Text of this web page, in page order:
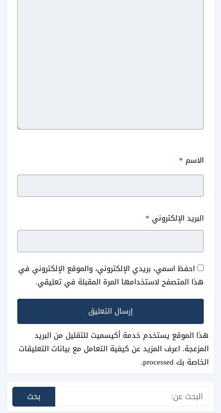
الاسم *
البريد الإلكتروني *
احفظ اسمي، بريدي الإلكتروني، والموقع الإلكتروني في
هذا المتصفح لاستخدامها المرة المقبلة في تعليقي.
هذا الموقع يستخدم خدمة أكيسميت للتقليل من البريد
المزعجة. اعرف المزيد عن كيفية التعامل مع بيانات التعليقات
الخاصة بك processed
.